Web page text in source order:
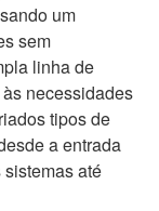
um
sem
linha de
necessidades
tipos de
a entrada
até